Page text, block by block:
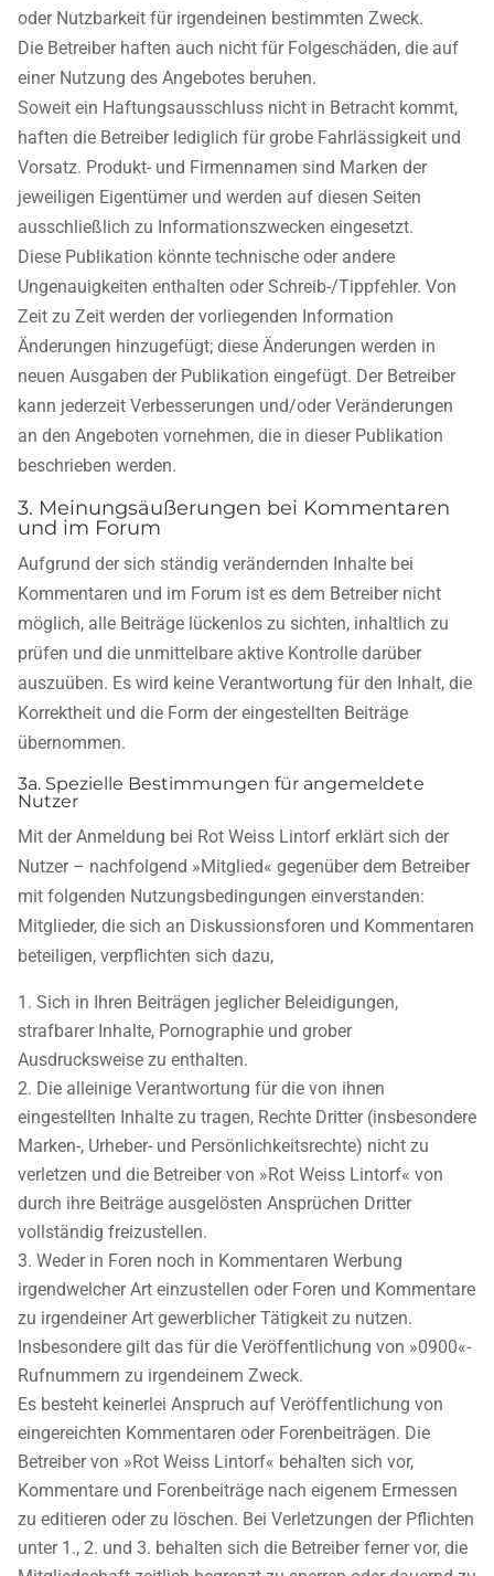
oder Nutzbarkeit für irgendeinen bestimmten Zweck.
Die Betreiber haften auch nicht für Folgeschäden, die auf
einer Nutzung des Angebotes beruhen.
Soweit ein Haftungsausschluss nicht in Betracht kommt,
haften die Betreiber lediglich für grobe Fahrlässigkeit und
Vorsatz. Produkt- und Firmennamen sind Marken der
jeweiligen Eigentümer und werden auf diesen Seiten
ausschließlich zu Informationszwecken eingesetzt.
Diese Publikation könnte technische oder andere
Ungenauigkeiten enthalten oder Schreib-/Tippfehler. Von
Zeit zu Zeit werden der vorliegenden Information
Änderungen hinzugefügt; diese Änderungen werden in
neuen Ausgaben der Publikation eingefügt. Der Betreiber
kann jederzeit Verbesserungen und/oder Veränderungen
an den Angeboten vornehmen, die in dieser Publikation
beschrieben werden.
3. Meinungsäußerungen bei Kommentaren
und im Forum
Aufgrund der sich ständig verändernden Inhalte bei
Kommentaren und im Forum ist es dem Betreiber nicht
möglich, alle Beiträge lückenlos zu sichten, inhaltlich zu
prüfen und die unmittelbare aktive Kontrolle darüber
auszuüben. Es wird keine Verantwortung für den Inhalt, die
Korrektheit und die Form der eingestellten Beiträge
übernommen.
3a. Spezielle Bestimmungen für angemeldete
Nutzer
Mit der Anmeldung bei Rot Weiss Lintorf erklärt sich der
Nutzer – nachfolgend »Mitglied« gegenüber dem Betreiber
mit folgenden Nutzungsbedingungen einverstanden:
Mitglieder, die sich an Diskussionsforen und Kommentaren
beteiligen, verpflichten sich dazu,
Sich in Ihren Beiträgen jeglicher Beleidigungen,
strafbarer Inhalte, Pornographie und grober
Ausdrucksweise zu enthalten.
Die alleinige Verantwortung für die von ihnen
eingestellten Inhalte zu tragen, Rechte Dritter (insbesondere
Marken-, Urheber- und Persönlichkeitsrechte) nicht zu
verletzen und die Betreiber von »Rot Weiss Lintorf« von
durch ihre Beiträge ausgelösten Ansprüchen Dritter
vollständig freizustellen.
Weder in Foren noch in Kommentaren Werbung
irgendwelcher Art einzustellen oder Foren und Kommentare
zu irgendeiner Art gewerblicher Tätigkeit zu nutzen.
Insbesondere gilt das für die Veröffentlichung von »0900«-
Rufnummern zu irgendeinem Zweck.
Es besteht keinerlei Anspruch auf Veröffentlichung von
eingereichten Kommentaren oder Forenbeiträgen. Die
Betreiber von »Rot Weiss Lintorf« behalten sich vor,
Kommentare und Forenbeiträge nach eigenem Ermessen
zu editieren oder zu löschen. Bei Verletzungen der Pflichten
unter 1., 2. und 3. behalten sich die Betreiber ferner vor, die